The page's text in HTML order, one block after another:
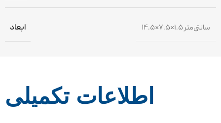
ابعاد ۱۴.۵×۷.۵×۱.۵ سانتی‌متر
اطلاعات تکمیلی